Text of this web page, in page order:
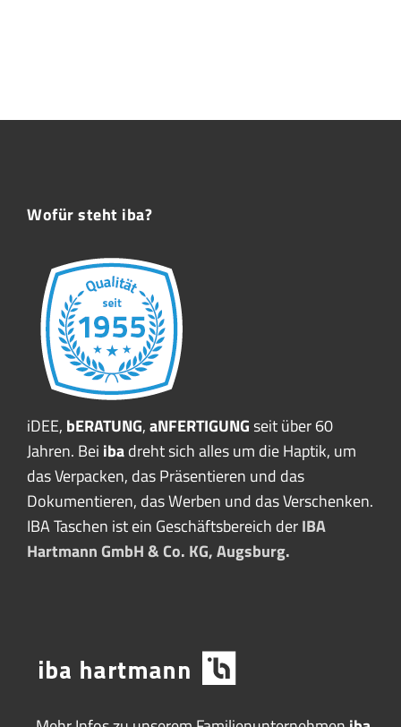
Wofür steht iba?
iDEE, bERATUNG,aNFERTIGUNGseit über 60
Jahren. Bei ibadreht sich alles um die Haptik, um
das Verpacken, das Präsentieren und das
Dokumentieren, das Werben und das Verschenken.
IBA Taschen ist ein Geschäftsbereich derIBA
Hartmann GmbH & Co. KG, Augsburg.